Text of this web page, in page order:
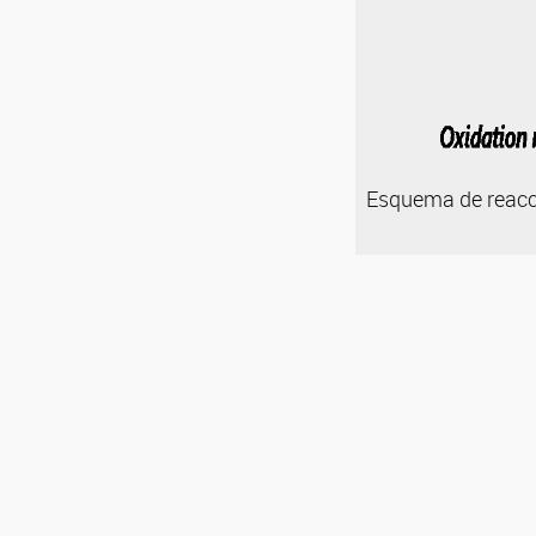
Esquema de